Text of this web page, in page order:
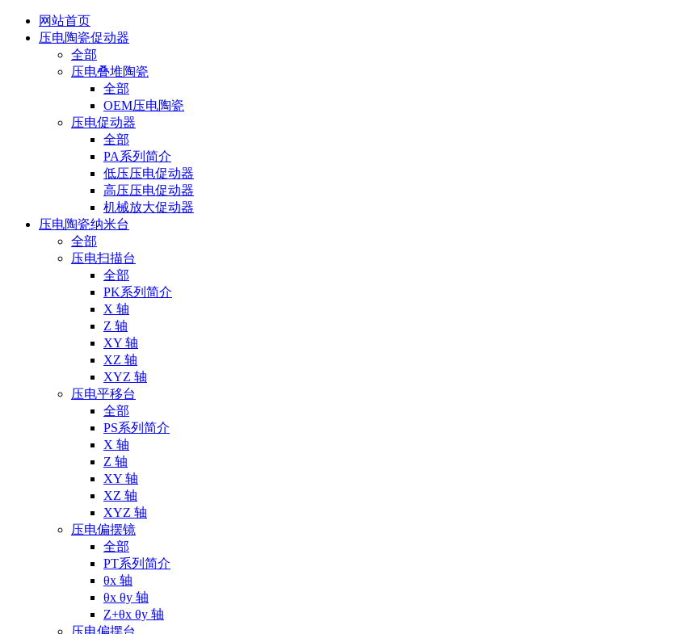
网站首页
压电陶瓷促动器
全部
压电叠堆陶瓷
全部
OEM压电陶瓷
压电促动器
全部
PA系列简介
低压压电促动器
高压压电促动器
机械放大促动器
压电陶瓷纳米台
全部
压电扫描台
全部
PK系列简介
X 轴
Z 轴
XY 轴
XZ 轴
XYZ 轴
压电平移台
全部
PS系列简介
X 轴
Z 轴
XY 轴
XZ 轴
XYZ 轴
压电偏摆镜
全部
PT系列简介
θx 轴
θx θy 轴
Z+θx θy 轴
压电偏摆台